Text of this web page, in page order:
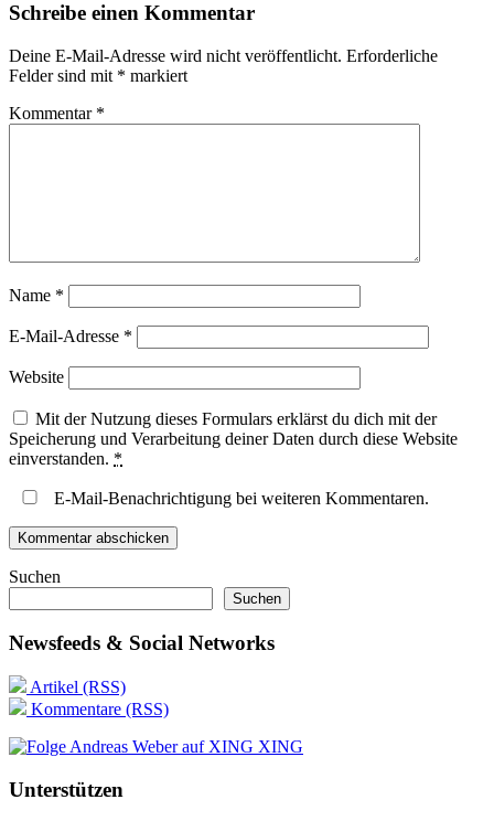
Schreibe einen Kommentar
Deine E-Mail-Adresse wird nicht veröffentlicht. Erforderliche
Felder sind mit * markiert
Kommentar *
Name *
E-Mail-Adresse *
Website
Mit der Nutzung dieses Formulars erklärst du dich mit der
Speicherung und Verarbeitung deiner Daten durch diese Website
einverstanden. *
E-Mail-Benachrichtigung bei weiteren Kommentaren.
Suchen
Suchen
Newsfeeds & Social Networks
Artikel (RSS)
Kommentare (RSS)
XING
Unterstützen